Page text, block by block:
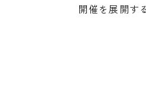
開催を展開す